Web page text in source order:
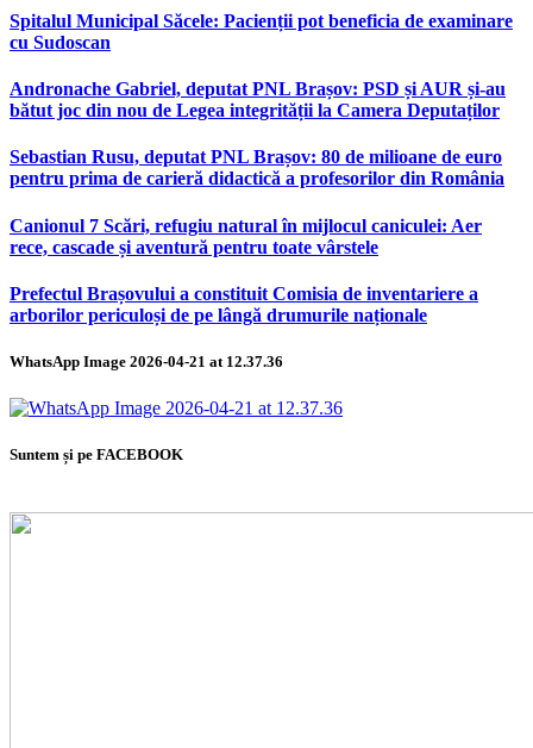
Spitalul Municipal Săcele: Pacienții pot beneficia de examinare
cu Sudoscan
Andronache Gabriel, deputat PNL Brașov: PSD și AUR și-au
bătut joc din nou de Legea integrității la Camera Deputaților
Sebastian Rusu, deputat PNL Brașov: 80 de milioane de euro
pentru prima de carieră didactică a profesorilor din România
Canionul 7 Scări, refugiu natural în mijlocul caniculei: Aer
rece, cascade și aventură pentru toate vârstele
Prefectul Brașovului a constituit Comisia de inventariere a
arborilor periculoși de pe lângă drumurile naționale
WhatsApp Image 2026-04-21 at 12.37.36
Suntem și pe FACEBOOK